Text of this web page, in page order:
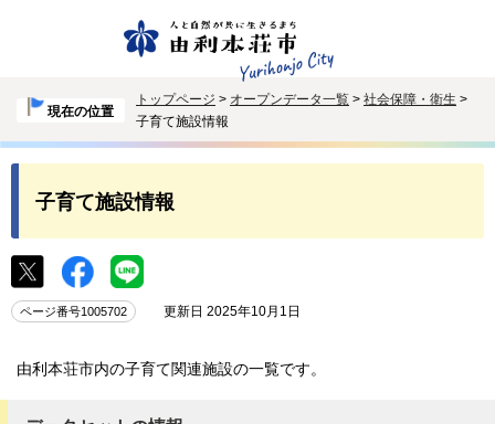
現在の位置
トップページ > オープンデータ一覧 > 社会保障・衛生 >
子育て施設情報
子育て施設情報
ページ番号1005702 更新日 2025年10月1日
由利本荘市内の子育て関連施設の一覧です。